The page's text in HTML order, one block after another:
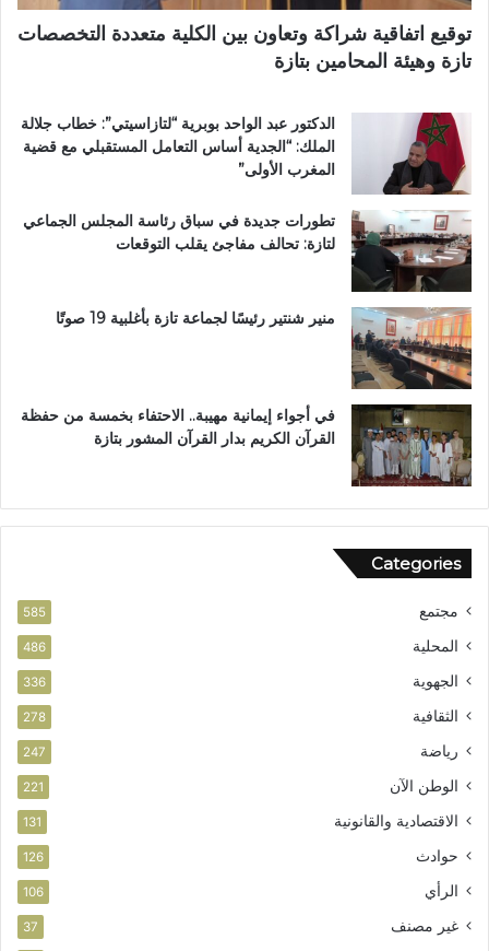
ط
ر
ي
ج
م
ا
ة
ل
توقيع اتفاقية شراكة وتعاون بين الكلية متعددة التخصصات
تازة وهيئة المحامين بتازة
الدكتور عبد الواحد بوبرية “لتازاسيتي”: خطاب جلالة
الملك: “الجدية أساس التعامل المستقبلي مع قضية
المغرب الأولى”
تطورات جديدة في سباق رئاسة المجلس الجماعي
لتازة: تحالف مفاجئ يقلب التوقعات
منير شنتير رئيسًا لجماعة تازة بأغلبية 19 صوتًا
في أجواء إيمانية مهيبة.. الاحتفاء بخمسة من حفظة
القرآن الكريم بدار القرآن المشور بتازة
Categories
مجتمع 585
المحلية 486
الجهوية 336
الثقافية 278
رياضة 247
الوطن الآن 221
الاقتصادية والقانونية 131
حوادث 126
الرأي 106
غير مصنف 37